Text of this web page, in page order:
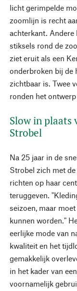
licht gerimpelde
zoomlijn is recht
achterkant. Andere
stiksels rond de
ziet eruit als een
onderbroken bij de
zichtbaar is. Twee
ronden het
Slow in plaats
Strobel
Na 25 jaar in de
Strobel zich met
richten op haar
teruggeven.
seizoen, maar
kunnen worden."
eerlijke mode van
kwaliteit en het
gemakkelijk
in het kader van
voornamelijk